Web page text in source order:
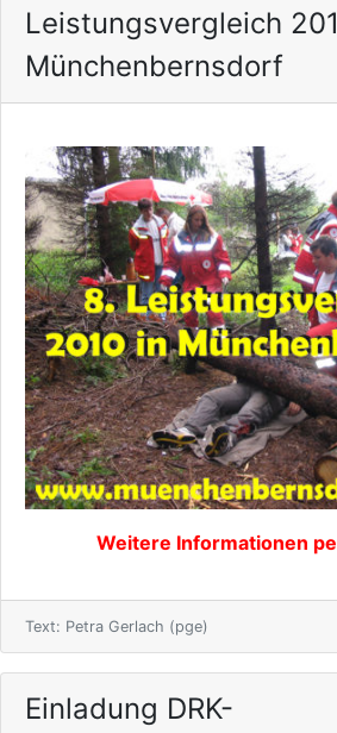
Leistungsvergleich
Münchenbernsdorf
Weitere Informationen
Text: Petra Gerlach (pge)
Einladung DRK-